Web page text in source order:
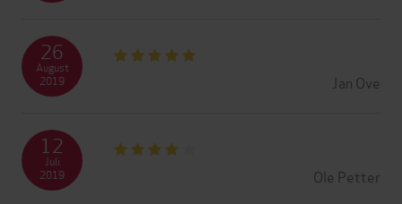
Jan Ove
26
August
2019
Ole Petter
12
Juli
2019